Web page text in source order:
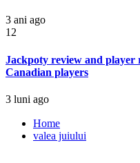
3 ani ago
12
Jackpoty review and
Canadian players
3 luni ago
Home
valea juiului